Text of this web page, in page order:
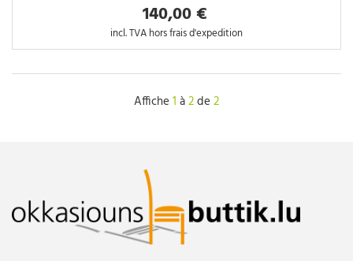
140,00 €
incl. TVA hors frais d'expedition
Affiche 1 à2de 2